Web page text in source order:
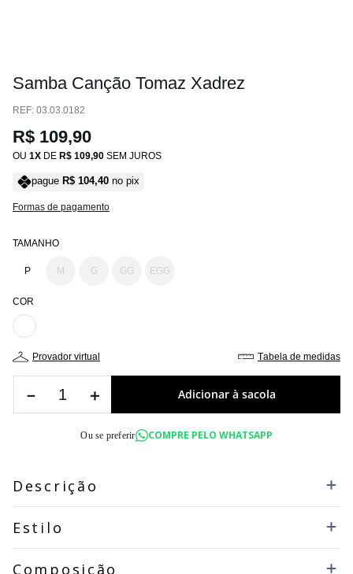
Samba Canção Tomaz Xadrez
: 03.03.0182
R$ 109,90
OU 1 DE R$ 109,90 SEM JUROS
pague R$ 104,40 no pix
Formas de pagamento
TAMANHO
P M G GG EGG
COR
provador virtual tabela de medidas
＋
－
Ou se preferir COMPRE PELO WHATSAPP
Descrição
Estilo
Composição